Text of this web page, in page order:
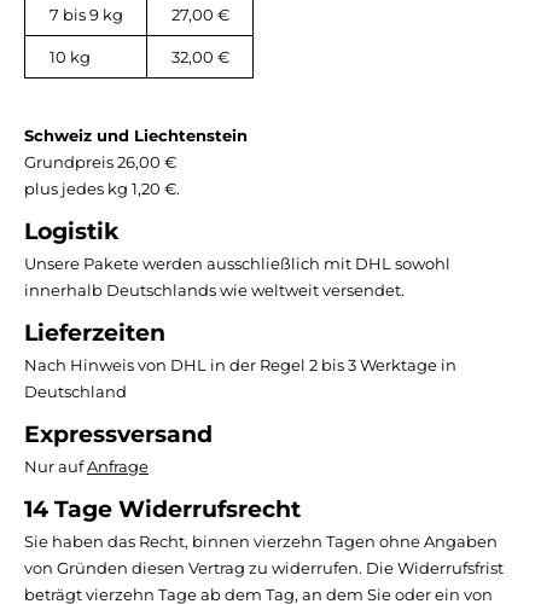
7 bis 9 kg 27,00 €
10 kg 32,00 €
Schweiz und Liechtenstein
Grundpreis 26,00 €
plus jedes kg 1,20 €.
Logistik
Unsere Pakete werden ausschließlich mit DHL sowohl
innerhalb Deutschlands wie weltweit versendet.
Lieferzeiten
Nach Hinweis von DHL in der Regel 2 bis 3 Werktage in
Deutschland
Expressversand
Nur aufAnfrage
14 Tage Widerrufsrecht
Sie haben das Recht, binnen vierzehn Tagen ohne Angaben
von Gründen diesen Vertrag zu widerrufen. Die Widerrufsfrist
beträgt vierzehn Tage ab dem Tag, an dem Sie oder ein von